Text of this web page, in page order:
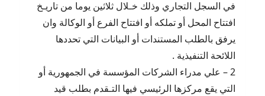
في السجل التجاري وذلك خـلال ثلاثين يوما من تاريـخ
افتتاح المحل أو تملكه أو افتتاح الفرع أو الوكالة وان
يرفق بالطلب المستندات أو البيانات التي تحددها
اللائحة التنفيذية .
2 – علي مدراء الشركات المؤسسة في الجمهورية أو
التي يقع مركزها الرئيسي فيها التـقدم بطلب قيد